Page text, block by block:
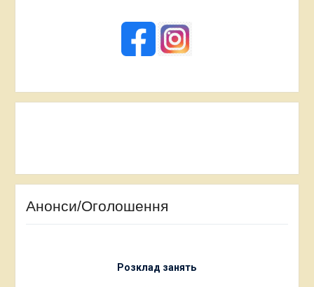
Анонси/Оголошення
Розклад занять